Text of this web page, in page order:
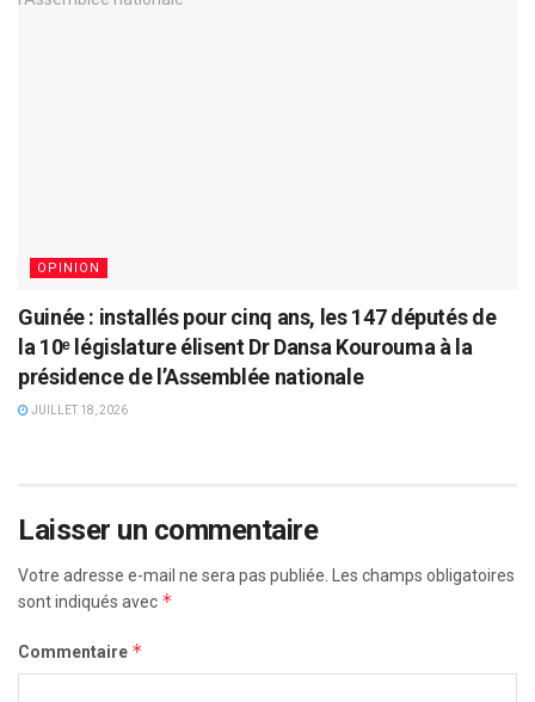
OPINION
Guinée : installés pour cinq ans, les 147 députés de
la 10ᵉ législature élisent Dr Dansa Kourouma à la
présidence de l’Assemblée nationale
JUILLET 18, 2026
Laisser un commentaire
Votre adresse e-mail ne sera pas publiée.
Les champs obligatoires
sont indiqués avec *
Commentaire *